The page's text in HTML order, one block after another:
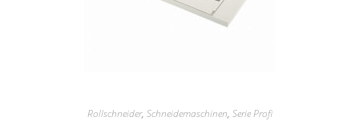
Rollschneider, Schneidemaschinen, Serie Profi